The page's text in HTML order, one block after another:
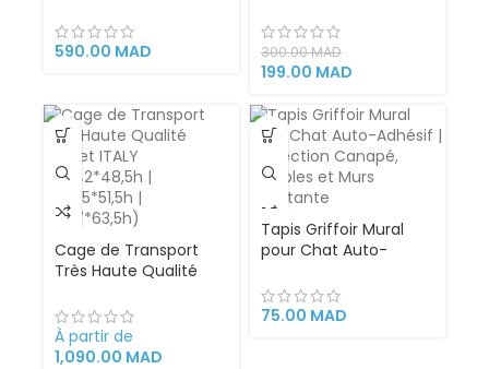
(43x33x66cm)
590.00 MAD 300.00MAD
199.00 MAD
Cage de Transport
Très Haute Qualité
(61*42*48,5h |
76*45*51,5h |
91*57*63,5h)
À partir de
1,090.00 MAD
Tapis Griffoir Mural
pour Chat Auto-
Canapé, Meubles et
Murs Résistante
75.00 MAD